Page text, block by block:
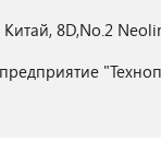
Китай, 8D,No.2